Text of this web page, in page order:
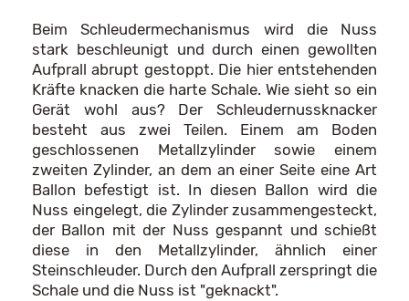
Beim Schleudermechanismus wird die Nuss
stark beschleunigt und durch einen gewollten
Aufprall abrupt gestoppt. Die hier entstehenden
Kräfte knacken die harte Schale. Wie sieht so ein
Gerät wohl aus? Der Schleudernussknacker
besteht aus zwei Teilen. Einem am Boden
geschlossenen Metallzylinder sowie einem
zweiten Zylinder, an dem an einer Seite eine Art
Ballon befestigt ist. In diesen Ballon wird die
Nuss eingelegt, die Zylinder zusammengesteckt,
der Ballon mit der Nuss gespannt und schießt
diese in den Metallzylinder, ähnlich einer
Steinschleuder. Durch den Aufprall zerspringt die
Schale und die Nuss ist "geknackt".